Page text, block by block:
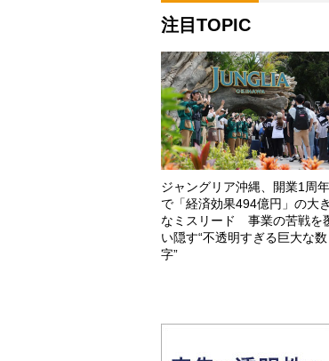
注目TOPIC
ジャングリア沖縄、開業1周年
で「経済効果494億円」の大き
なミスリード 事業の苦戦を
い隠す“不透明すぎる巨大な数
字”